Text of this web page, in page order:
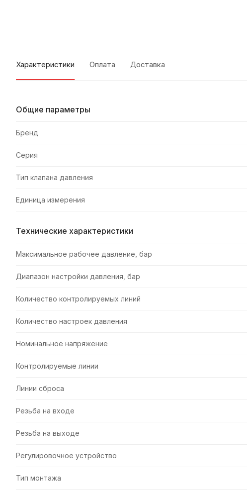
Характеристики Оплата Доставка
Общие параметры
Бренд
Серия
Тип клапана давления
Единица измерения
Технические характеристики
Максимальное рабочее давление, бар
Диапазон настройки давления, бар
Количество контролируемых линий
Количество настроек давления
Номинальное напряжение
Контролируемые линии
Линии сброса
Резьба на входе
Резьба на выходе
Регулировочное устройство
Тип монтажа